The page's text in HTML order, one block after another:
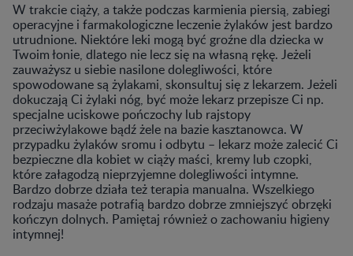
W trakcie ciąży, a także podczas karmienia piersią, zabiegi
operacyjne i farmakologiczne leczenie żylaków jest bardzo
utrudnione. Niektóre leki mogą być groźne dla dziecka w
Twoim łonie, dlatego nie lecz się na własną rękę. Jeżeli
zauważysz u siebie nasilone dolegliwości, które
spowodowane są żylakami, skonsultuj się z lekarzem. Jeżeli
dokuczają Ci żylaki nóg, być może lekarz przepisze Ci np.
specjalne uciskowe pończochy lub rajstopy
przeciwżylakowe bądź żele na bazie kasztanowca. W
przypadku żylaków sromu i odbytu – lekarz może zalecić Ci
bezpieczne dla kobiet w ciąży maści, kremy lub czopki,
które załagodzą nieprzyjemne dolegliwości intymne.
Bardzo dobrze działa też terapia manualna. Wszelkiego
rodzaju masaże potrafią bardzo dobrze zmniejszyć obrzęki
kończyn dolnych. Pamiętaj również o zachowaniu higieny
intymnej!